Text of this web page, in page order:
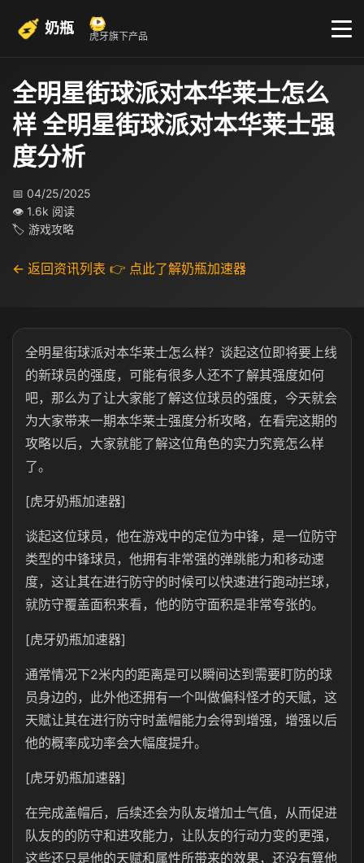
奶瓶 虎牙旗下产品
全明星街球派对本华莱士怎么
样 全明星街球派对本华莱士强
度分析
📅 04/25/2025
👁 1.6k 阅读
🏷 游戏攻略
← 返回资讯列表 👉 点此了解奶瓶加速器
全明星街球派对本华莱士怎么样？谈起这位即将要上线
的新球员的强度，可能有很多人还不了解其强度如何
吧，那么为了让大家能了解这位球员的强度，今天就会
为大家带来一期本华莱士强度分析攻略，在看完这期的
攻略以后，大家就能了解这位角色的实力究竟怎么样
了。
[虎牙奶瓶加速器]
谈起这位球员，他在游戏中的定位为中锋，是一位防守
类型的中锋球员，他拥有非常强的弹跳能力和移动速
度，这让其在进行防守的时候可以快速进行跑动拦球，
就防守覆盖面积来看，他的防守面积是非常夸张的。
[虎牙奶瓶加速器]
通常情况下2米内的距离是可以瞬间达到需要盯防的球
员身边的，此外他还拥有一个叫做偏科怪才的天赋，这
天赋让其在进行防守时盖帽能力会得到增强，增强以后
他的概率成功率会大幅度提升。
[虎牙奶瓶加速器]
在完成盖帽后，后续还会为队友增加士气值，从而促进
队友的的防守和进攻能力，让队友的行动力变的更强，
这些还只是他的天赋和属性所带来的效果，还没有算他